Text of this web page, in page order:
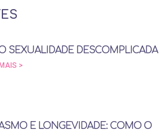
SEXUALIDADE DESCOMPLICADA
>
E LONGEVIDADE: COMO O